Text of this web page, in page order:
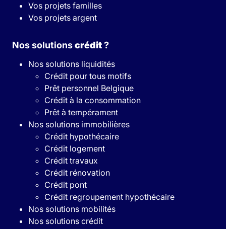
Vos projets familles
Vos projets argent
Nos solutionscrédit?
Nos solutions liquidités
Crédit pour tous motifs
Prêt personnel Belgique
Crédit à la consommation
Prêt à tempérament
Nos solutions immobilières
Crédit hypothécaire
Crédit logement
Crédit travaux
Crédit rénovation
Crédit pont
Crédit regroupement hypothécaire
Nos solutions mobilités
Nos solutions crédit